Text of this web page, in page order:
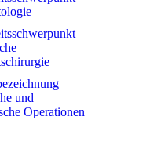
und
Operationen